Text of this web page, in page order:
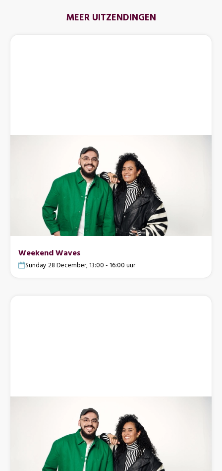
MEER UITZENDINGEN
Weekend Waves
Sunday 28 December, 13:00 - 16:00 uur